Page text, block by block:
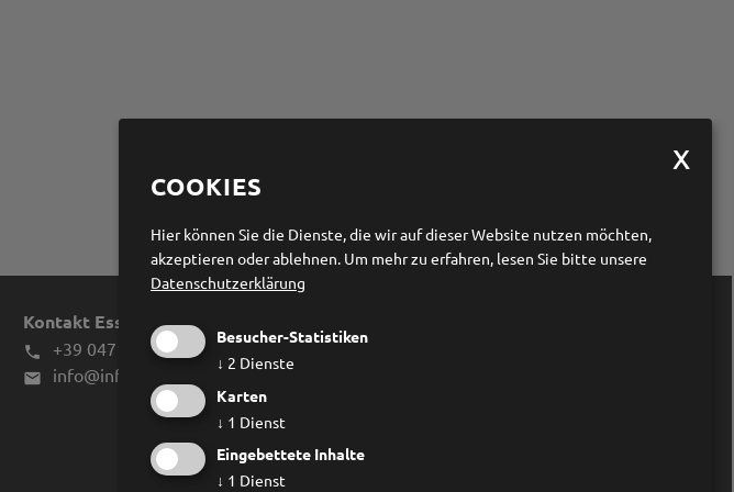
Kontakt Essstörungen
 +39 0471 970039
 info@infes.it
Forum Prävention
Cookieeinstellungen ändern
COOKIES
Hier können Sie die Dienste, die wir auf dieser Website nutzen möchten,
akzeptieren oder ablehnen. Um mehr zu erfahren, lesen Sie bitte unsere
Datenschutzerklärung
Besucher-Statistiken
↓ 2 Dienste
Karten
↓ 1 Dienst
Eingebettete Inhalte
↓ 1 Dienst